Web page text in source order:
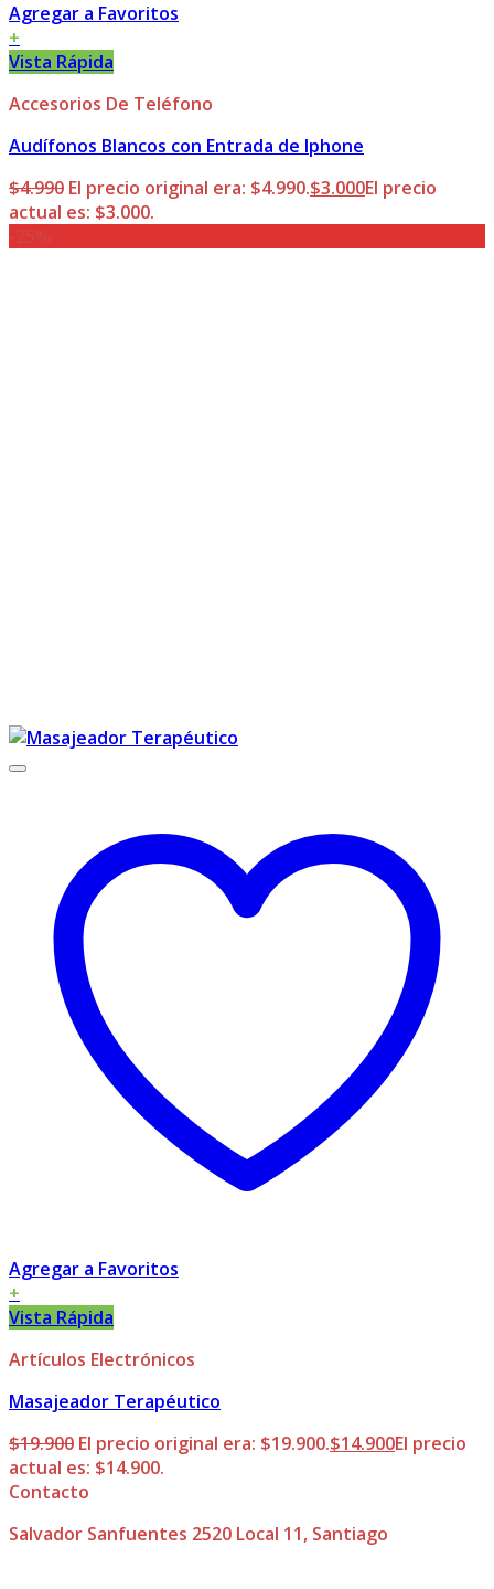
Agregar a Favoritos
+
Vista Rápida
Accesorios De Teléfono
Audífonos Blancos con Entrada de Iphone
$4.990 El precio original era: $4.990.$3.000El precio
actual es: $3.000.
Agregar a Favoritos
+
Vista Rápida
Artículos Electrónicos
Masajeador Terapéutico
$19.900 El precio original era: $19.900.$14.900El precio
actual es: $14.900.
Contacto
Salvador Sanfuentes 2520 Local 11, Santiago